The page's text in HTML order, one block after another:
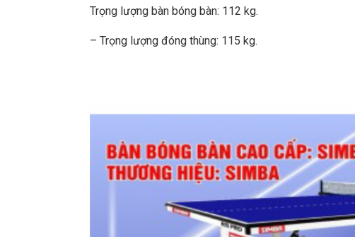
Trọng lượng bàn bóng bàn: 112 kg.
– Trọng lượng đóng thùng: 115 kg.